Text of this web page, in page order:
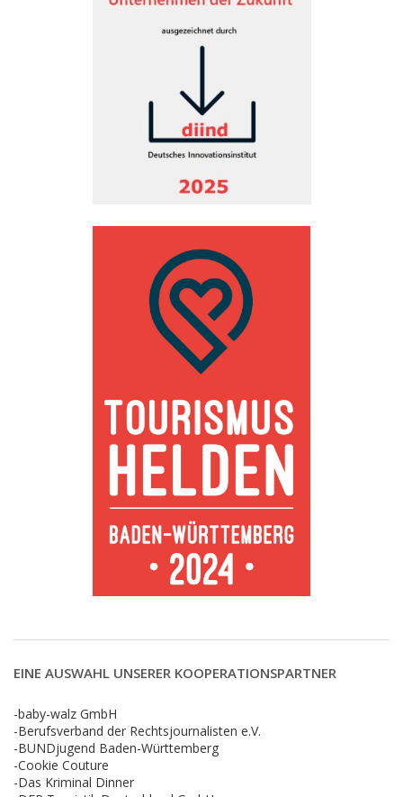
EINE AUSWAHL UNSERER KOOPERATIONSPARTNER
-baby-walz GmbH
-Berufsverband der Rechtsjournalisten e.V.
-BUNDjugend Baden-Württemberg
-Cookie Couture
-Das Kriminal Dinner